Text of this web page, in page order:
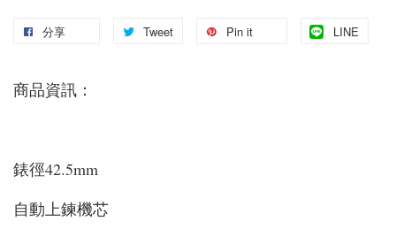
分享 Tweet Pin it LINE
商品資訊：
錶徑42.5mm
自動上鍊機芯